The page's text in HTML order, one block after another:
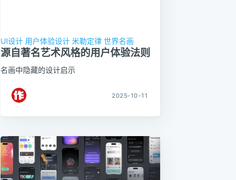
UI设计 用户体验设计 米勒定律 世界名画
源自著名艺术风格的用户体验法则
名画中隐藏的设计启示
2025-10-11